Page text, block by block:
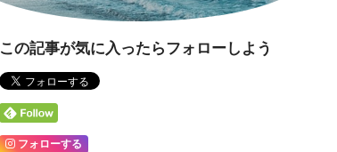
この記事が気に入ったらフォローしよう
フォローする